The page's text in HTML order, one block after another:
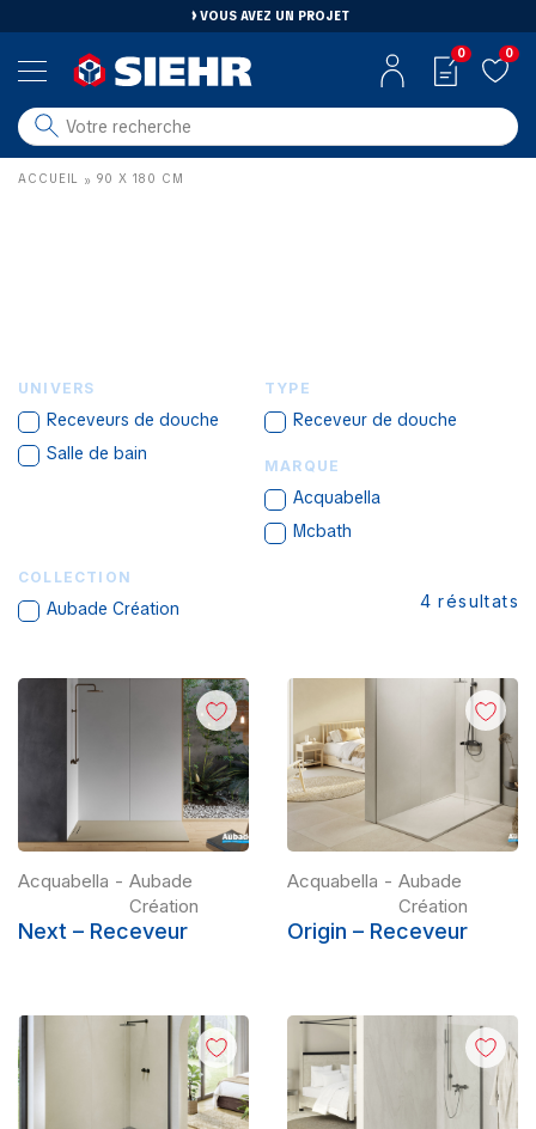
VOUS AVEZ UN PROJET
salle de bain
carrelage
0 0
ACCUEIL »90 X 180 CM
UNIVERS
Receveurs de douche
Salle de bain
TYPE
Receveur de douche
MARQUE
Acquabella
Mcbath
COLLECTION
Aubade Création 4 résultats
Acquabella - Aubade
Création
Next – Receveur
Acquabella - Aubade
Création
Origin – Receveur